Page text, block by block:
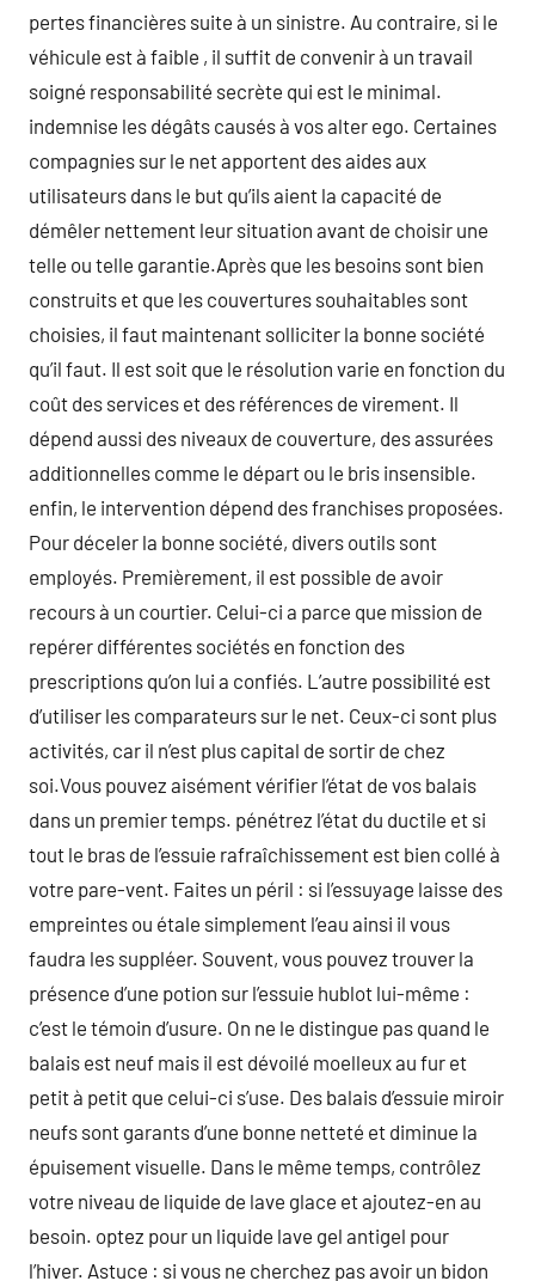
pertes financières suite à un sinistre. Au contraire, si le
véhicule est à faible , il suffit de convenir à un travail
soigné responsabilité secrète qui est le minimal.
indemnise les dégâts causés à vos alter ego. Certaines
compagnies sur le net apportent des aides aux
utilisateurs dans le but qu’ils aient la capacité de
démêler nettement leur situation avant de choisir une
telle ou telle garantie.Après que les besoins sont bien
construits et que les couvertures souhaitables sont
choisies, il faut maintenant solliciter la bonne société
qu’il faut. Il est soit que le résolution varie en fonction du
coût des services et des références de virement. Il
dépend aussi des niveaux de couverture, des assurées
additionnelles comme le départ ou le bris insensible.
enfin, le intervention dépend des franchises proposées.
Pour déceler la bonne société, divers outils sont
employés. Premièrement, il est possible de avoir
recours à un courtier. Celui-ci a parce que mission de
repérer différentes sociétés en fonction des
prescriptions qu’on lui a confiés. L’autre possibilité est
d’utiliser les comparateurs sur le net. Ceux-ci sont plus
activités, car il n’est plus capital de sortir de chez
soi.Vous pouvez aisément vérifier l’état de vos balais
dans un premier temps. pénétrez l’état du ductile et si
tout le bras de l’essuie rafraîchissement est bien collé à
votre pare-vent. Faites un péril : si l’essuyage laisse des
empreintes ou étale simplement l’eau ainsi il vous
faudra les suppléer. Souvent, vous pouvez trouver la
présence d’une potion sur l’essuie hublot lui-même :
c’est le témoin d’usure. On ne le distingue pas quand le
balais est neuf mais il est dévoilé moelleux au fur et
petit à petit que celui-ci s’use. Des balais d’essuie miroir
neufs sont garants d’une bonne netteté et diminue la
épuisement visuelle. Dans le même temps, contrôlez
votre niveau de liquide de lave glace et ajoutez-en au
besoin. optez pour un liquide lave gel antigel pour
l’hiver. Astuce : si vous ne cherchez pas avoir un bidon